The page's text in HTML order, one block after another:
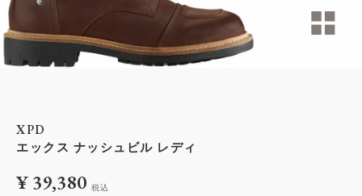
XPD
エックス ナッシュビル レディ
¥39,380 税込